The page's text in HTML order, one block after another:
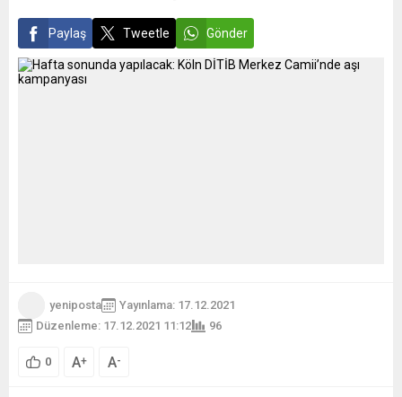
Paylaş Tweetle Gönder
yeniposta
Yayınlama: 17.12.2021
Düzenleme: 17.12.2021 11:12
96
0 A+ A-